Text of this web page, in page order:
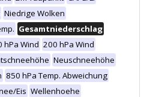
Niedrige Wolken
Gesamtniederschlag
hPa Wind 200 hPa Wind
Neuschneehöhe
850 hPa Temp. Abweichung
Eis Wellenhoehe